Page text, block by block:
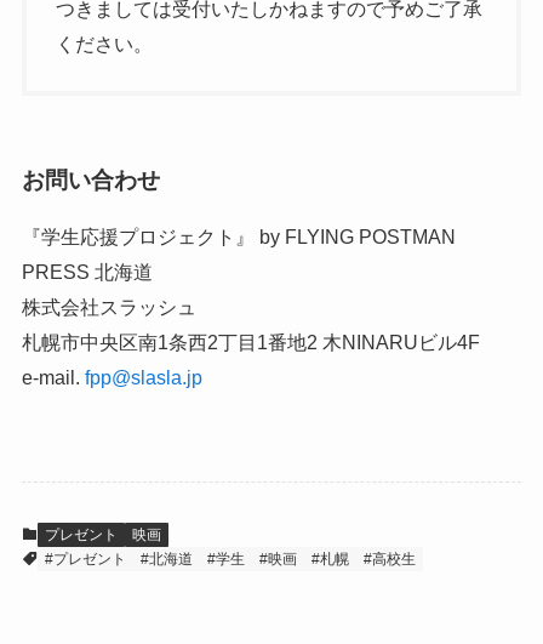
つきましては受付いたしかねますので予めご了承
ください。
お問い合わせ
『学生応援プロジェクト』 by FLYING POSTMAN
PRESS 北海道
株式会社スラッシュ
札幌市中央区南1条西2丁目1番地2 木NINARUビル4F
e-mail. fpp@slasla.jp
プレゼント
映画
#プレゼント
#北海道 #学生 #映画 #札幌 #高校生